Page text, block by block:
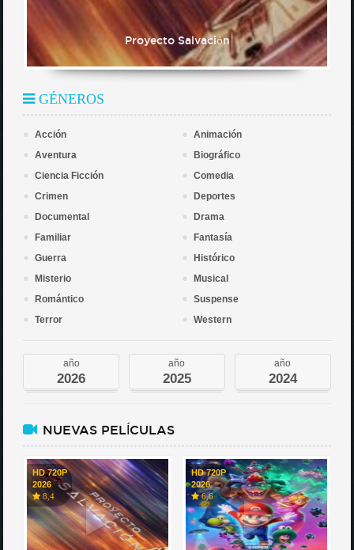
Proyecto Salvación
GÉNEROS
Acción
Animación
Aventura
Biográfico
Ciencia Ficción
Comedia
Crimen
Deportes
Documental
Drama
Familiar
Fantasía
Guerra
Histórico
Misterio
Musical
Romántico
Suspense
Terror
Western
año
2026
año
2025
año
2024
NUEVAS PELÍCULAS
HD 720P
2026
8,4
HD 720P
2026
6,6